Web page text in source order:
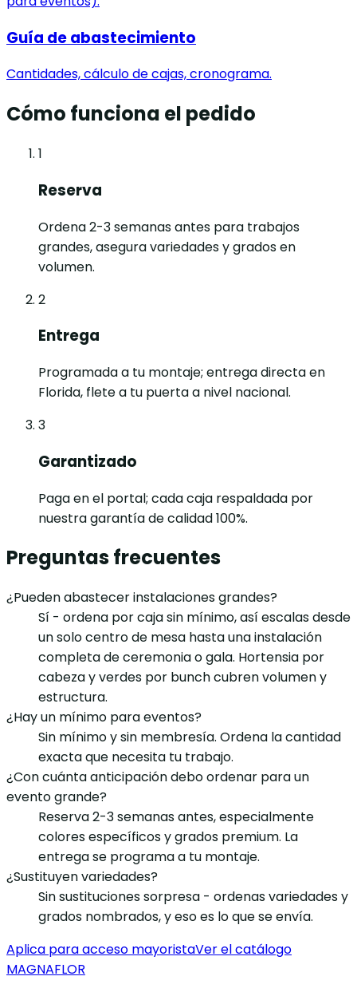
Guía de abastecimiento
Cantidades, cálculo de cajas, cronograma.
Cómo funciona el pedido
1
Reserva
Ordena 2-3 semanas antes para trabajos
grandes, asegura variedades y grados en
volumen.
2
Entrega
Programada a tu montaje; entrega directa en
Florida, flete a tu puerta a nivel nacional.
3
Garantizado
Paga en el portal; cada caja respaldada por
nuestra garantía de calidad 100%.
Preguntas frecuentes
¿Pueden abastecer instalaciones grandes?
Sí - ordena por caja sin mínimo, así escalas desde
un solo centro de mesa hasta una instalación
completa de ceremonia o gala. Hortensia por
cabeza y verdes por bunch cubren volumen y
estructura.
¿Hay un mínimo para eventos?
Sin mínimo y sin membresía. Ordena la cantidad
exacta que necesita tu trabajo.
¿Con cuánta anticipación debo ordenar para un
evento grande?
Reserva 2-3 semanas antes, especialmente
colores específicos y grados premium. La
entrega se programa a tu montaje.
¿Sustituyen variedades?
Sin sustituciones sorpresa - ordenas variedades y
grados nombrados, y eso es lo que se envía.
Aplica para acceso mayoristaVer el catálogo
MAGNAFLOR